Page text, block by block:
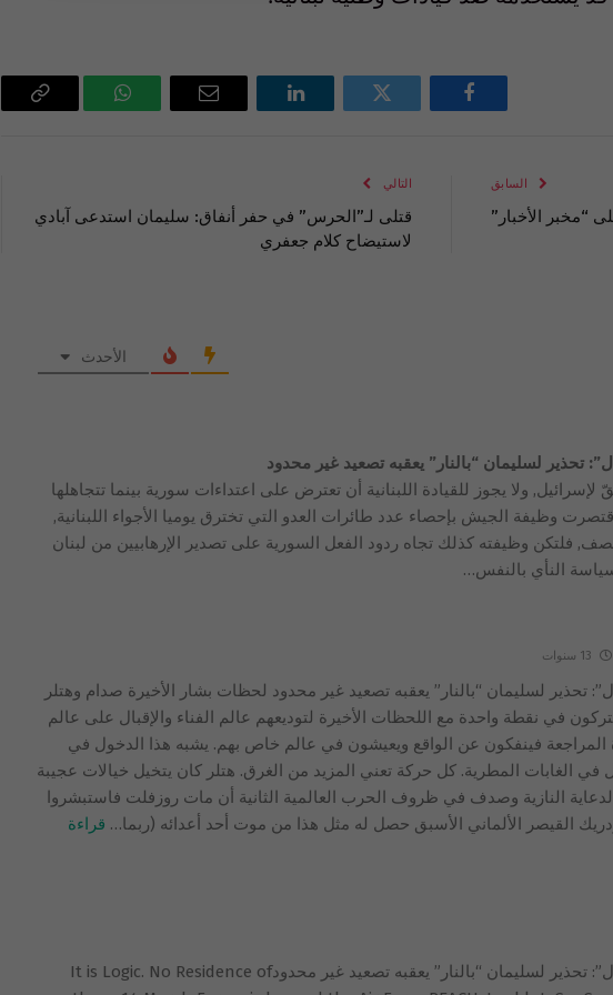
فيسبوك تويتر لينكدإن
البريد
واتساب
Copy
السابق
“مخبر الأخبار”
التالي
قتلى لـ”الحرس” في حفر أنفاق: سليمان استدعى آبادي
لاستيضاح كلام جعفري
الأحدث
لسليمان “بالنار” يعقبه تصعيد غير محدود
ولا يجوز للقيادة اللبنانية أن تعترض على اعتداءات سورية بينما تتجاهلها
وظيفة الجيش بإحصاء عدد طائرات العدو التي تخترق يوميا الأجواء اللبنانية,
فلتكن وظيفته كذلك تجاه ردود الفعل السورية على تصدير الإرهابيين من لبنان
النأي بالنفس…
لسليمان “بالنار” يعقبه تصعيد غير محدود لحظات بشار الأخيرة صدام وهتلر
في نقطة واحدة مع اللحظات الأخيرة لتوديعهم عالم الفناء والإقبال على عالم
المراجعة فينفكون عن الواقع ويعيشون في عالم خاص بهم. يشبه هذا الدخول في
في الغابات المطرية. كل حركة تعني المزيد من الغرق. هتلر كان يتخيل خيالات عجيبة
النازية وصدف في ظروف الحرب العالمية الثانية أن مات روزفلت فاستبشروا
القيصر الألماني الأسبق حصل له مثل هذا من موت أحد أعدائه (ربما… قراءة
قصف جوي لجرد “عرسال”: تحذير لسليمان “بالنار” يعقبه تصعيد غير محدودIt is Logic. No Residence of